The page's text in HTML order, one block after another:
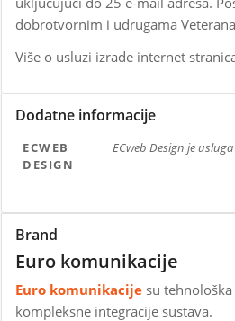
dobrotvornim i udrugama
Više o usluzi izrade internet
Dodatne informacije
ECWEB
DESIGN
ECweb Design je
Brand
Euro komunikacije
Euro komunikacije su
kompleksne integracije sustava.